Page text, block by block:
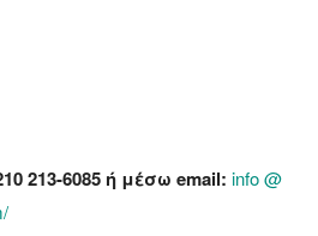
213-6085 ή μέσω email: info @